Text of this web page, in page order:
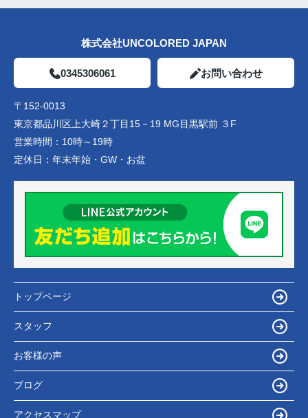
株式会社UNCOLORED JAPAN
0345306061 お問い合わせ
〒152-0013
東京都品川区上大崎２丁目15－19 MG目黒駅前 ３F
営業時間： 10時～19時
定休日： 年末年始・GW・お盆
トップページ
スタッフ
お客様の声
ブログ
アクセスマップ